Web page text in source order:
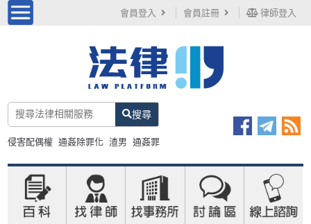
會員登入 會員註冊 律師登入
搜尋
侵害配偶權 通姦除罪化 渣男 通姦罪